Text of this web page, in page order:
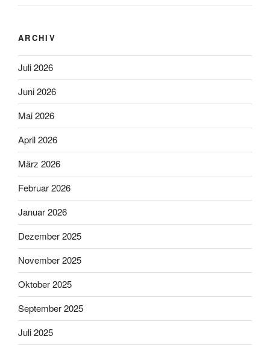
ARCHIV
Juli 2026
Juni 2026
Mai 2026
April 2026
März 2026
Februar 2026
Januar 2026
Dezember 2025
November 2025
Oktober 2025
September 2025
Juli 2025